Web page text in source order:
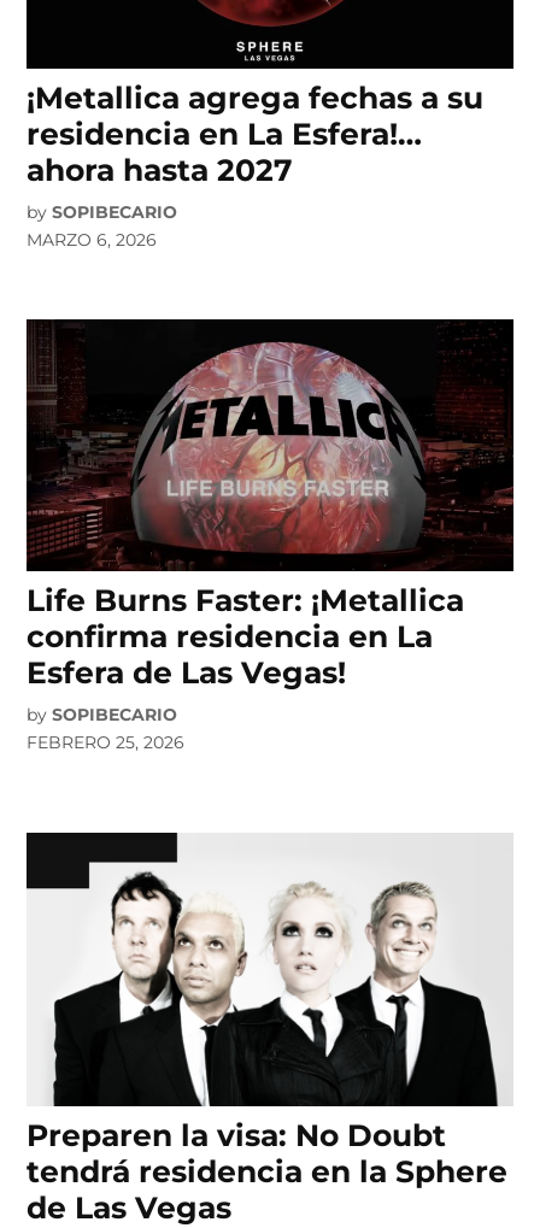
¡Metallica agrega fechas a su
residencia en La Esfera!…
ahora hasta 2027
by SOPIBECARIO
MARZO 6, 2026
Life Burns Faster: ¡Metallica
confirma residencia en La
Esfera de Las Vegas!
by SOPIBECARIO
FEBRERO 25, 2026
Preparen la visa: No Doubt
tendrá residencia en la Sphere
de Las Vegas